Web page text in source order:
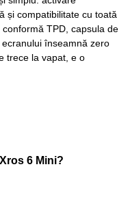
și compatibilitate cu toată
TPD, capsula de
înseamnă zero
trece la vapat, e o
6 Mini?